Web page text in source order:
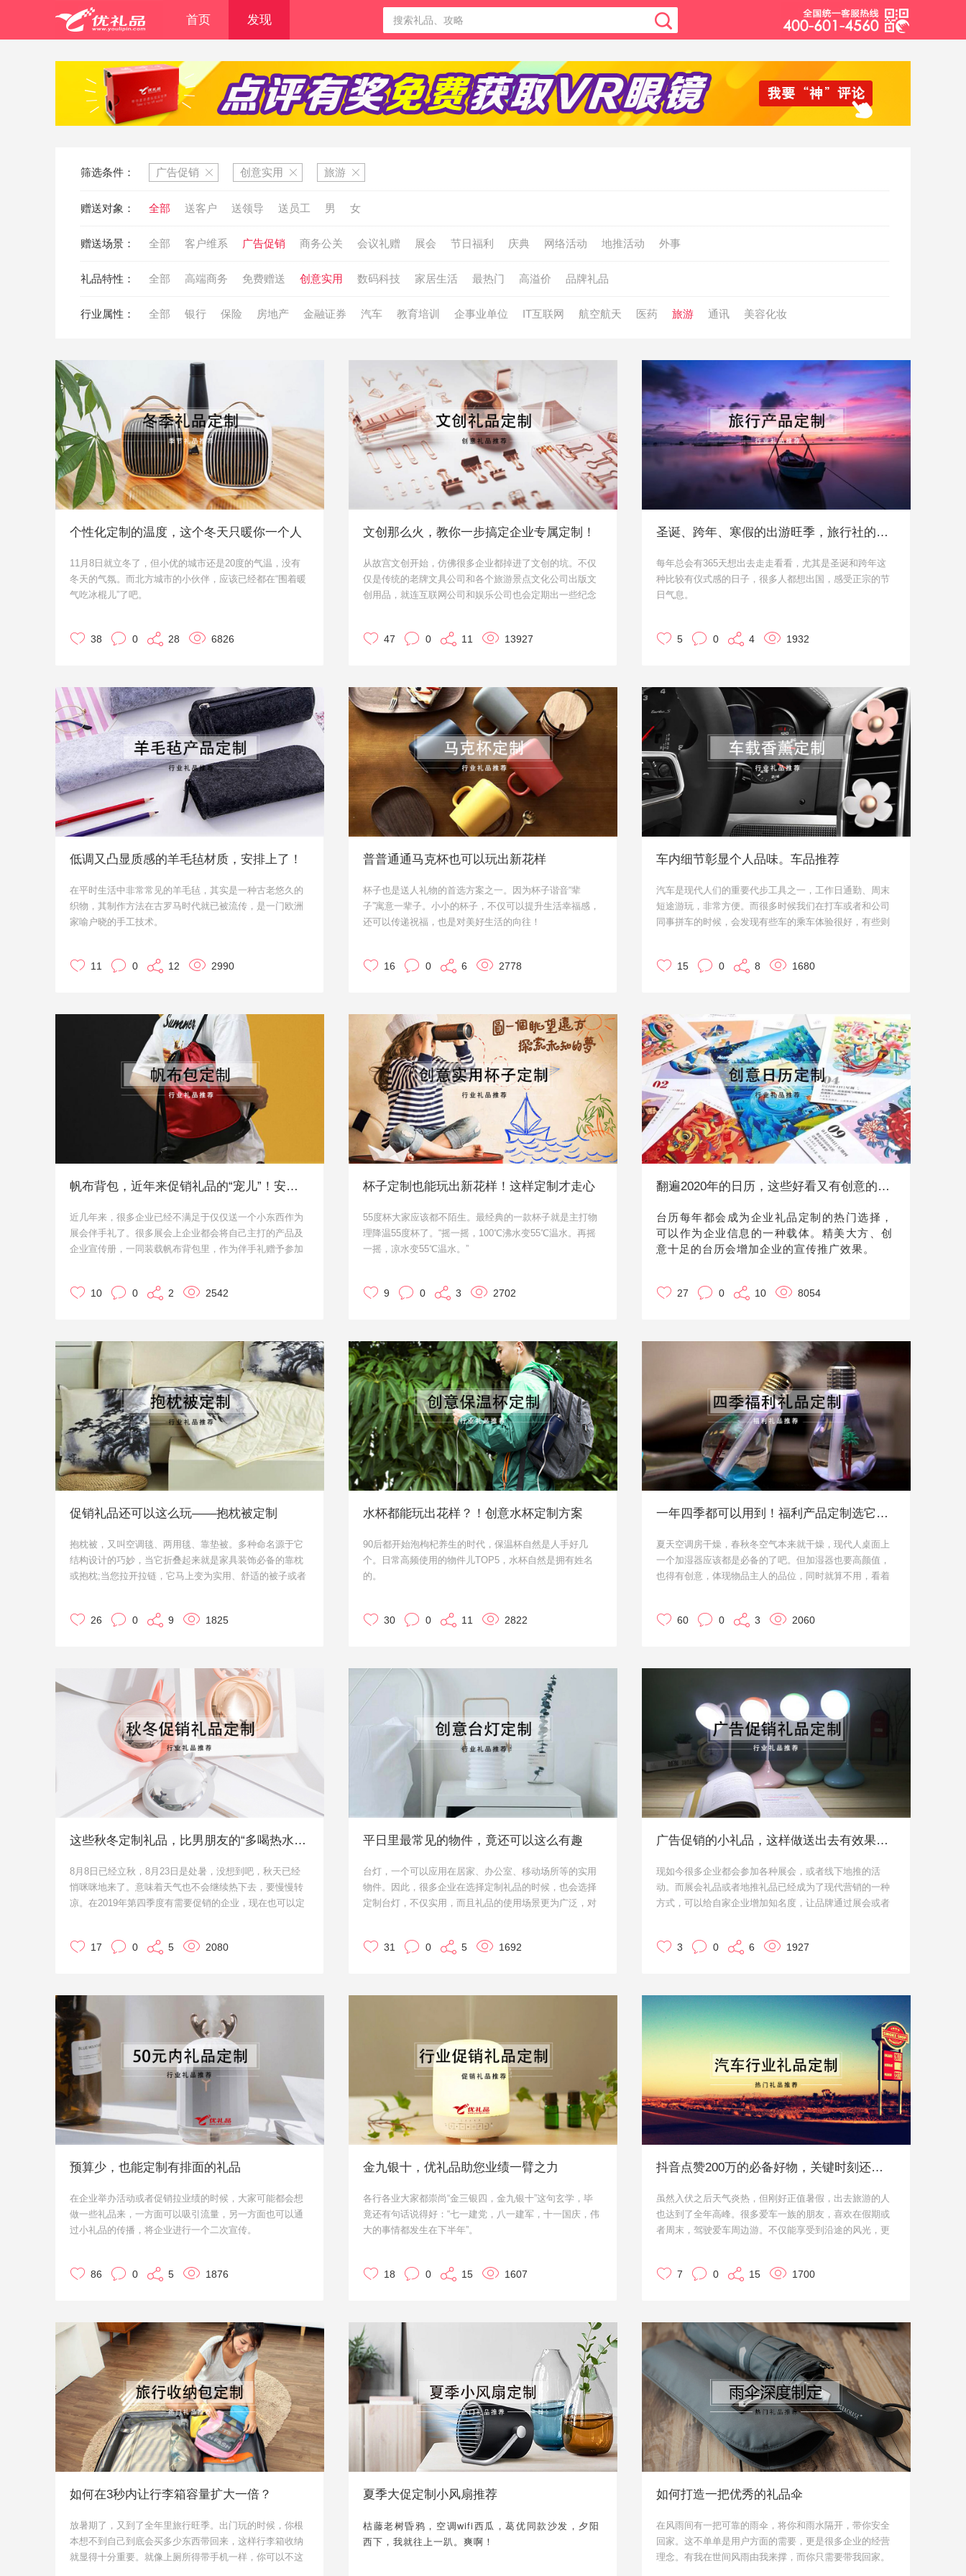
首页 发现
筛选条件： 广告促销 创意实用 旅游
赠送对象： 全部 送客户 送领导 送员工 男 女
赠送场景： 全部 客户维系 广告促销 商务公关 会议礼赠 展会 节日福利 庆典 网络活动 地推活动 外事
礼品特性： 全部 高端商务 免费赠送 创意实用 数码科技 家居生活 最热门 高溢价 品牌礼品
行业属性： 全部 银行 保险 房地产 金融证券 汽车 教育培训 企事业单位 IT互联网 航空航天 医药 旅游 通讯 美容化妆
个性化定制的温度，这个冬天只暖你一个人
11月8日就立冬了，但小优的城市还是20度的气温，没有
冬天的气氛。而北方城市的小伙伴，应该已经都在“围着暖
气吃冰棍儿”了吧。
给大家推荐一下吧。
38 0 28 6826
文创那么火，教你一步搞定企业专属定制！
从故宫文创开始，仿佛很多企业都掉进了文创的坑。不仅
仅是传统的老牌文具公司和各个旅游景点文化公司出版文
创用品，就连互联网公司和娱乐公司也会定期出一些纪念
受大众欢迎，小优给大家出一招吧！基本上一招就搞得
祥物元素，就可以啦。企业新品发布会啊，员工福利啊，
活动纪念啦，其实都可以定制文创类纪念品的。比较有新
意，拿到的用户和参与人员平时也都用得到。
小优来给大家介绍四款文创手账套盒，都是可以个性化定
制的哦！
47 0 11 13927
圣诞、跨年、寒假的出游旺季，旅行社的礼品可以这样定
每年总会有365天想出去走走看看，尤其是圣诞和跨年这
种比较有仪式感的日子，很多人都想出国，感受正宗的节
日气息。
越多的人选择自由行，什么样的旅游卢路线更能抓取潜在
今天就给大家推荐一些可以定制的礼品，也算一种宣传策
略，更能吸引目标用户。
5 0 4 1932
低调又凸显质感的羊毛毡材质，安排上了！
在平时生活中非常常见的羊毛毡，其实是一种古老悠久的
织物，其制作方法在古罗马时代就已被流传，是一门欧洲
家喻户晓的手工技术。
原状，不易变形。加上其纤维结构可紧密纠结，其强韧的
国台湾等地掀起一场为羊毛而疯狂的个性时尚之风，受到
很多时尚和手工达人的热烈追捧。
低调又非常凸显质感的羊毛毡小礼品定制，也是很多企业
在定制时的优选方案之一。今天就给大家来介绍几款非常
实用，价格中等的羊毛毡定制礼品吧。
11 0 12 2990
普普通通马克杯也可以玩出新花样
杯子也是送人礼物的首选方案之一。因为杯子谐音“辈
子”寓意一辈子。小小的杯子，不仅可以提升生活幸福感，
还可以传递祝福，也是对美好生活的向往！
16 0 6 2778
车内细节彰显个人品味。车品推荐
汽车是现代人们的重要代步工具之一，工作日通勤、周末
短途游玩，非常方便。而很多时候我们在打车或者和公司
同事拼车的时候，会发现有些车的乘车体验很好，有些则
区别。后来发现，其实无关乎车的型号品牌或者车内饰，
到，如果说车内味道清新，就算是普普通通的车品也会感
觉很舒适，而车内如果有汗味、烟味，或者不明味道，就
算是顶配豪华真皮车饰，也逊色了很多，令人想赶快到目
的地，赶快下车畅快呼吸。
既然气味这么重要，那放车载香水不就好啦？但很多劣质
车载香水味道“猎奇”，和车内本身的味道混合，产生“令人
窒息”的化学反应，而且劣质香水放车内太阳晒过后，高温
容易引起爆炸，存在非常大的安全隐患。那么怎样的车载
香氛才好呢？小优今天就给大家推荐几款车载香氛吧。汽
车行业的采购同事，可以从中选择，在客户提车的时候作
15 0 8 1680
帆布背包，近年来促销礼品的“宠儿”！安排上了！
近几年来，很多企业已经不满足于仅仅送一个小东西作为
展会伴手礼了。很多展会上企业都会将自己主打的产品及
企业宣传册，一同装载帆布背包里，作为伴手礼赠予参加
的帆布背包在某种程度上也是可以给企业做二次宣传和曝
质、工厂，促成了优礼品促销礼品的精美印刷和制作，往
往这些在你看来简单的印刷文字和图案，都是通过精心的
设计和排版。我们已经为上万家企业定制促销礼品，凭借
专业的促销礼品定制优势，为您提供优质的帆布袋定制。
无论是在款式上还是印刷工艺上，都是行业内最优质的。
10 0 2 2542
杯子定制也能玩出新花样！这样定制才走心
55度杯大家应该都不陌生。最经典的一款杯子就是主打物
理降温55度杯了。“摇一摇，100℃沸水变55℃温水。再摇
一摇，凉水变55℃温水。”
水，也可保温约3小时。
会快速变成可立刻饮用的温水。
而55度杯火爆大江南北之后，也衍生出了更多的系列杯
子，保温杯、变温杯、趣味杯...一应俱全。杯子向来都是
企业定制礼品的优选方案之一，像55度杯这样实用又有创
意的送出去也会体现出企业选礼的用心，拉近企业与客户
之间的关系。那么，本文小优就给大家推荐几款55度杯吧
~
9 0 3 2702
翻遍2020年的日历，这些好看又有创意的日历我全想要！
台历每年都会成为企业礼品定制的热门选择，
可以作为企业信息的一种载体。精美大方、创
意十足的台历会增加企业的宣传推广效果。
无论是台历的材质，还是台历的款式、封面和
吧。
如有任何定制需求请在线咨询客服，优礼品将
为您量身打造专属的礼品解决方案。
单向日历
单向日历其实大家都不陌生，可以根据企业文
化，定制365张不同的内页，传达期望用户知
道的讯息。
比如豆瓣的《电影日历》，丁香医生的《健康
日历》，果壳的《物种日历》，即刻的《今天
是周五吗日历》等等，都体现着整体企业文化
和社区精神。
今天小优给大家介绍的这款单向历，是
据科学团队
个性化定制的AI日历。除了公历日
整本日历最独特的地方就是，在每一页制作了
可撕下来的便签条，上面印制了AI学习算法的
专业知识，透露着“服务跨界信息智能”的企业
服务宗旨。
而当它动起来的时候，就像80年代的连环画册
一样，产生视觉动画效果。
传家日历
本上做了诸多创新，除了外观上的创新，更多
的创新是在传家日历小程序里： 听书、日签、
壁纸，全都有。
《传家日历》2020年的12个过渡页不仅隐藏
也就是说，在大家看到的精美插画背后，是
《传家日历》对于何为美好生活的思考。
一月，年末岁首
最美好的事莫过于与亲人好友欢聚一堂，闲话
家常。
二月，春回大地
一天比一天更加温暖的季节到来。
人间有味是清欢，而何为清欢？
四月，万物生长
界。
六月，闲心
通过阅读和游历，看尽自然风光，找回城市里
难得的闲心。
七月，舍即是得
在尘世摸爬滚打时间久了，内心难免混沌，如
果可以，不妨通过“断舍离”让自己焕然一新。
在遇到她以前我不怕死，不惧远行，也不曾忧
来。
九月，孜孜不倦
27 0 10 8054
促销礼品还可以这么玩——抱枕被定制
抱枕被，又叫空调毯、两用毯、靠垫被。多种命名源于它
结构设计的巧妙，当它折叠起来就是家具装饰必备的靠枕
或抱枕;当您拉开拉链，它马上变为实用、舒适的被子或者
伴社会人一年四季。
枕被也是各行各业定制礼品中比较常见的一款产品。尤其
是地产、家居、互联网等等行业，甚至是服饰、美妆行业
作为促销赠品定制。适合现代都市节奏的生活方式，体现
了至上关怀及贴心舒适。
26 0 9 1825
水杯都能玩出花样？！创意水杯定制方案
90后都开始泡枸杞养生的时代，保温杯自然是人手好几
个。日常高频使用的物件儿TOP5，水杯自然是拥有姓名
的。
本期礼品show就给大家介绍一些创意十足的保温杯吧，作
30 0 11 2822
一年四季都可以用到！福利产品定制选它没毛病！
夏天空调房干燥，春秋冬空气本来就干燥，现代人桌面上
一个加湿器应该都是必备的了吧。但加湿器也要高颜值，
也得有创意，体现物品主人的品位，同时就算不用，看着
频率高也对企业有一定的二次宣传效果，毕竟送的礼物，
60 0 3 2060
这些秋冬定制礼品，比男朋友的“多喝热水”还好用
8月8日已经立秋，8月23日是处暑，没想到吧，秋天已经
悄咪咪地来了。意味着天气也不会继续热下去，要慢慢转
凉。在2019年第四季度有需要促销的企业，现在也可以定
那么，秋冬促销送小礼品有哪些比较好的方案推荐呢？小
17 0 5 2080
平日里最常见的物件，竟还可以这么有趣
台灯，一个可以应用在居家、办公室、移动场所等的实用
物件。因此，很多企业在选择定制礼品的时候，也会选择
定制台灯，不仅实用，而且礼品的使用场景更为广泛，对
引眼球呢？肯定是要带入一点创意在里面才可以的呀！今
身定制礼品解决方案。
31 0 5 1692
广告促销的小礼品，这样做送出去有效果还不心疼！
现如今很多企业都会参加各种展会，或者线下地推的活
动。而展会礼品或者地推礼品已经成为了现代营销的一种
方式，可以给自家企业增加知名度，让品牌通过展会或者
如不仅要实用，不能让参会的用户拿到就丢掉，或者根本
听起来还挺难的，那么就让小优我来给大家推荐一下吧。
3 0 6 1927
预算少，也能定制有排面的礼品
在企业举办活动或者促销拉业绩的时候，大家可能都会想
做一些礼品来，一方面可以吸引流量，另一方面也可以通
过小礼品的传播，将企业进行一个二次宣传。
与的人员一种更好的体验。
在优礼品，再小的礼品都可以专属定制，让企业礼品采购
不只是礼品，更能成为企业的代言人。让广告促销礼品发
挥宣传的作用，无论是在礼品本身还是外包装都可以定制
企业标识哦！
本文推荐的小礼品均可以定制，欢迎咨询噢！
86 0 5 1876
金九银十，优礼品助您业绩一臂之力
各行各业大家都崇尚“金三银四，金九银十”这句玄学，毕
竟还有句话说得好：“七一建党，八一建军，十一国庆，伟
大的事情都发生在下半年”。
就要看附送的礼品到不到位了。
家可以按照客单价来选择。
18 0 15 1607
抖音点赞200万的必备好物，关键时刻还能急救！
虽然入伏之后天气炎热，但刚好正值暑假，出去旅游的人
也达到了全年高峰。很多爱车一族的朋友，喜欢在假期或
者周末，驾驶爱车周边游。不仅能享受到沿途的风光，更
而有车一族要想自驾出游，车内还需要添置一系列的物
7、8月也是各汽车行业的大大们促销冲业绩的时候。也可
以采购定制一批车内可以用到的物品，吸引在自家下单购
车，也增强了客户体验，实乃一举多得的事情。
下面跟着小优一起来探究一下汽车上的那些必备物品。
7 0 15 1700
如何在3秒内让行李箱容量扩大一倍？
放暑期了，又到了全年里旅行旺季。出门玩的时候，你根
本想不到自己到底会买多少东西带回来，这样行李箱收纳
就显得十分重要。就像上厕所得带手机一样，你可以不这
夏季大促定制小风扇推荐
枯藤老树昏鸦，空调wifi西瓜，葛优同款沙发，夕阳
西下，我就往上一趴。爽啊！
如何打造一把优秀的礼品伞
在风雨间有一把可靠的雨伞，将你和雨水隔开，带你安全
回家。这不单单是用户方面的需要，更是很多企业的经营
理念。有我在世间风雨由我来撑，而你只需要带我回家。